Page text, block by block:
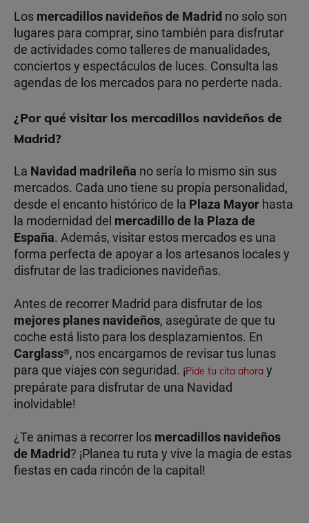
Los mercadillos navideños de Madrid no solo son
lugares para comprar, sino también para disfrutar
de actividades como talleres de manualidades,
conciertos y espectáculos de luces. Consulta las
agendas de los mercados para no perderte nada.
¿Por qué visitar los mercadillos navideños de
Madrid?
La Navidad madrileña no sería lo mismo sin sus
mercados. Cada uno tiene su propia personalidad,
desde el encanto histórico de la Plaza Mayor hasta
la modernidad del mercadillo de la Plaza de
España. Además, visitar estos mercados es una
forma perfecta de apoyar a los artesanos locales y
disfrutar de las tradiciones navideñas.
Antes de recorrer Madrid para disfrutar de los
mejores planes navideños, asegúrate de que tu
coche está listo para los desplazamientos. En
Carglass®, nos encargamos de revisar tus lunas
para que viajes con seguridad. ¡Pide tu cita ahora y
prepárate para disfrutar de una Navidad
inolvidable!
¿Te animas a recorrer los mercadillos navideños
de Madrid? ¡Planea tu ruta y vive la magia de estas
fiestas en cada rincón de la capital!